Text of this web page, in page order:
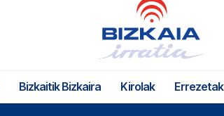
Bizkaitik Bizkaira Kirolak Errezetak